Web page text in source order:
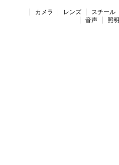
カメラ
レンズ スチール
音声
照明